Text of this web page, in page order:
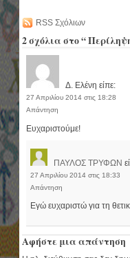
RSS Σχόλιων
2 σχόλια στο “
Δ. Ελένη είπε:
27 Απριλίου 2014 στις 18:28
Απάντηση
Ευχαριστούμε!
ΠΑΥΛΟΣ ΤΡΥΦΩΝ
27 Απριλίου 2014 στις 18:33
Απάντηση
Εγώ ευχαριστώ για τη
Αφήστε μια απάντηση